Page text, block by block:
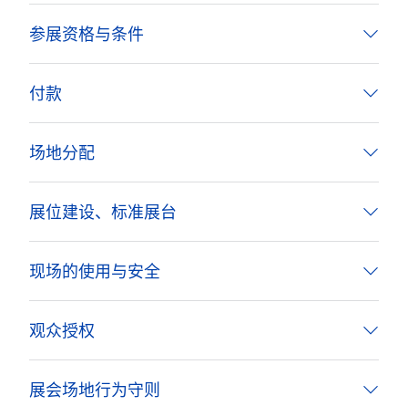
参展资格与条件
付款
场地分配
展位建设、标准展台
现场的使用与安全
观众授权
展会场地行为守则